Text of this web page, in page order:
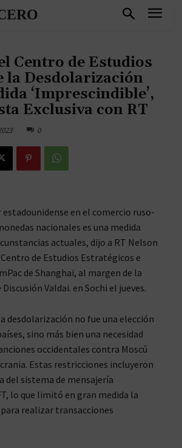
Centro de Estudios
la Desdolarización
‘Imprescindible’,
Exclusiva con RT
0
en el comercio ruso-
nacionales es una medida
actuales, dijo a RT Nelson
de Estudios Estratégicos e
de Shanghai, al margen de la
Valdai. en Sochi el jueves.
desdolarización no fue una elección
sino más bien una necesidad
occidentales contra Moscú
Estas restricciones incluyeron
del sistema de mensajería
lo que limitó en gran medida la
para realizar transacciones